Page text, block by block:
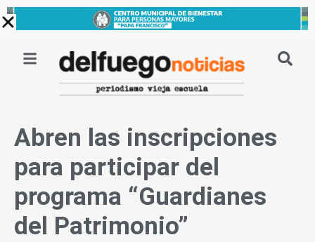
Ir
al
Abren las inscripciones
para participar del
programa “Guardianes
del Patrimonio”